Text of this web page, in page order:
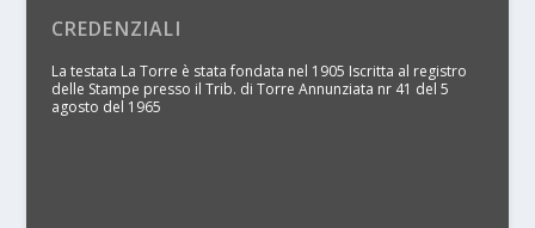
CREDENZIALI
La testata La Torre è stata fondata nel 1905 Iscritta al registro
delle Stampe presso il Trib. di Torre Annunziata nr 41 del 5
agosto del 1965